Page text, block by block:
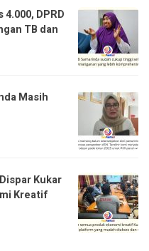
DPRD
TB dan
Masih
Kukar
Kreatif